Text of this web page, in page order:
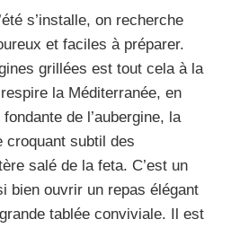
s’installe, on recherche
et faciles à préparer.
grillées est tout cela à la
la Méditerranée, en
de l’aubergine, la
croquant subtil des
salé de la feta. C’est un
bien ouvrir un repas élégant
tablée conviviale. Il est